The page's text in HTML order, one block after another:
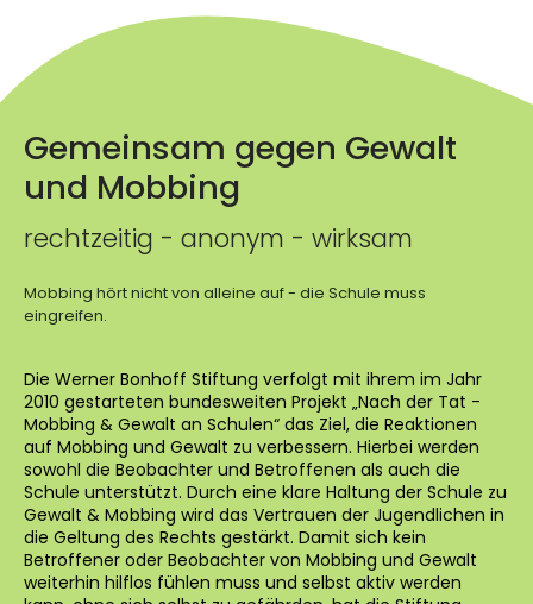
Gemeinsam gegen Gewalt
und Mobbing
rechtzeitig - anonym - wirksam
Mobbing hört nicht von alleine auf - die Schule muss
eingreifen.
Die Werner Bonhoff Stiftung verfolgt mit ihrem im Jahr
2010 gestarteten bundesweiten Projekt „Nach der Tat -
Mobbing & Gewalt an Schulen“ das Ziel, die Reaktionen
auf Mobbing und Gewalt zu verbessern. Hierbei werden
sowohl die Beobachter und Betroffenen als auch die
Schule unterstützt. Durch eine klare Haltung der Schule zu
Gewalt & Mobbing wird das Vertrauen der Jugendlichen in
die Geltung des Rechts gestärkt. Damit sich kein
Betroffener oder Beobachter von Mobbing und Gewalt
weiterhin hilflos fühlen muss und selbst aktiv werden